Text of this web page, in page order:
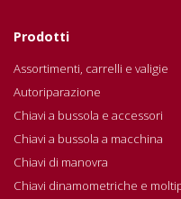
Prodotti
Assortimenti, carrelli e valigie
Autoriparazione
Chiavi a bussola e accessori
Chiavi a bussola a macchina
Chiavi di manovra
Chiavi dinamometriche e